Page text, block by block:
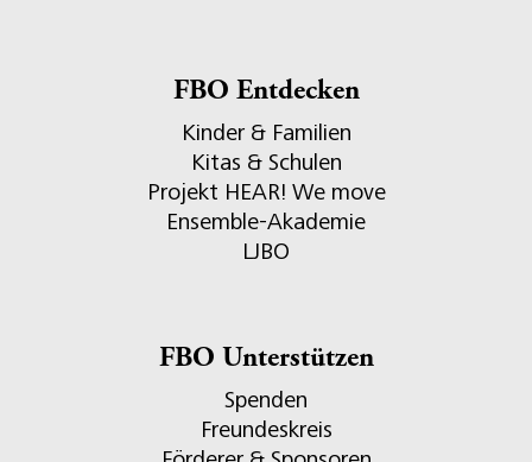
FBO Entdecken
Kinder & Familien
Kitas & Schulen
Projekt HEAR! We move
Ensemble-Akademie
LJBO
FBO Unterstützen
Spenden
Freundeskreis